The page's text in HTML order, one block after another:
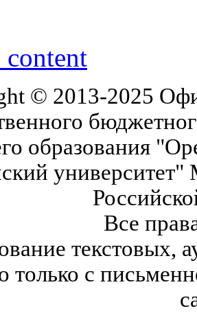
© 2013-2025
образования
университет"
Все
текстовых,
только с